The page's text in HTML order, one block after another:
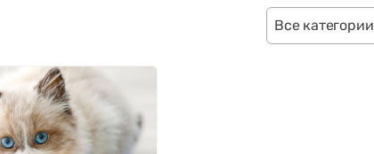
Все категории